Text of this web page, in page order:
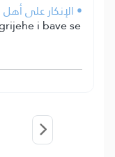
• الإنكار على
i bave se